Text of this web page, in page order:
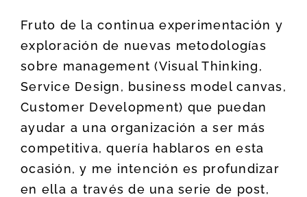
Fruto de la continua experimentación y
exploración de nuevas metodologías
sobre management (Visual Thinking,
Service Design, business model canvas,
Customer Development) que puedan
ayudar a una organización a ser más
competitiva, quería hablaros en esta
ocasión, y me intención es profundizar
en ella a través de una serie de post,